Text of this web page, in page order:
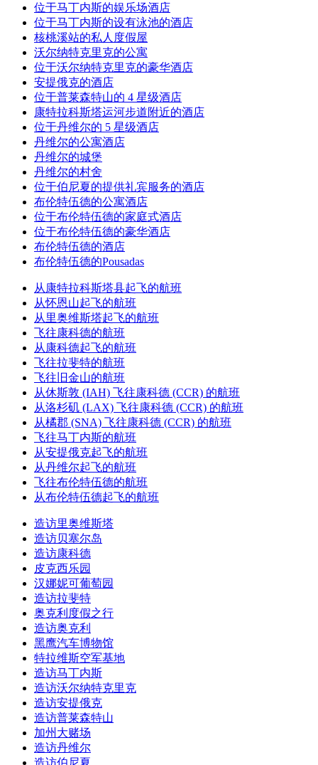
位于马丁内斯的娱乐场酒店
位于马丁内斯的设有泳池的酒店
核桃溪站的私人度假屋
沃尔纳特克里克的公寓
位于沃尔纳特克里克的豪华酒店
安提俄克的酒店
位于普莱森特山的 4 星级酒店
康特拉科斯塔运河步道附近的酒店
位于丹维尔的 5 星级酒店
丹维尔的公寓酒店
丹维尔的城堡
丹维尔的村舍
位于伯尼夏的提供礼宾服务的酒店
布伦特伍德的公寓酒店
位于布伦特伍德的家庭式酒店
位于布伦特伍德的豪华酒店
布伦特伍德的酒店
布伦特伍德的Pousadas
从康特拉科斯塔县起飞的航班
从怀恩山起飞的航班
从里奥维斯塔起飞的航班
飞往康科德的航班
从康科德起飞的航班
飞往拉斐特的航班
飞往旧金山的航班
从休斯敦 (IAH) 飞往康科德 (CCR) 的航班
从洛杉矶 (LAX) 飞往康科德 (CCR) 的航班
从橘郡 (SNA) 飞往康科德 (CCR) 的航班
飞往马丁内斯的航班
从安提俄克起飞的航班
从丹维尔起飞的航班
飞往布伦特伍德的航班
从布伦特伍德起飞的航班
造访里奥维斯塔
造访贝塞尔岛
造访康科德
皮克西乐园
汉娜妮可葡萄园
造访拉斐特
奥克利度假之行
造访奥克利
黑鹰汽车博物馆
特拉维斯空军基地
造访马丁内斯
造访沃尔纳特克里克
造访安提俄克
造访普莱森特山
加州大赌场
造访丹维尔